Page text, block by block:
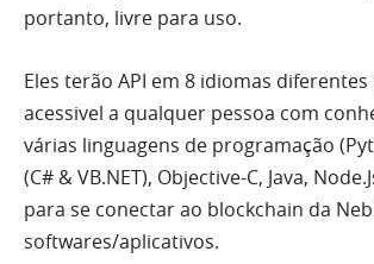
portanto, livre para uso.
Eles terão API em 8 idiomas
acessivel a qualquer pessoa com
várias linguagens de programação
(C# & VB.NET), Objective-C, Java,
para se conectar ao blockchain da
softwares/aplicativos.